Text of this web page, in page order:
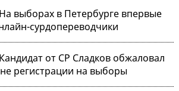
На выборах в Петербурге впервые
сурдопереводчики
Кандидат от СР Сладков обжаловал
регистрации на выборы